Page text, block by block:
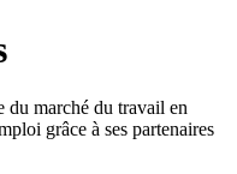
du marché du travail en
grâce à ses partenaires